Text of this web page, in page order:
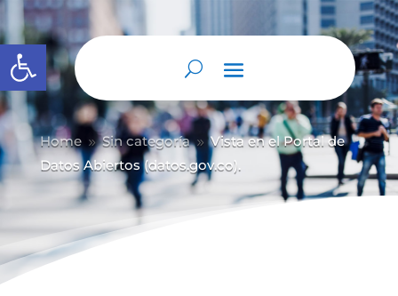
Abrir barra de herramientas
Home 9 Sin categoría 9 Vista en el Portal de
Datos Abiertos (datos.gov.co).